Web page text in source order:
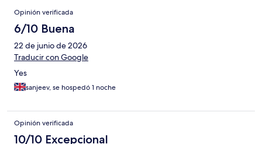
Opiniones
Opinión verificada
6/10 Buena
22 de junio de 2026
Traducir con Google
Yes
sanjeev, se hospedó 1 noche
Opinión verificada
10/10 Excepcional